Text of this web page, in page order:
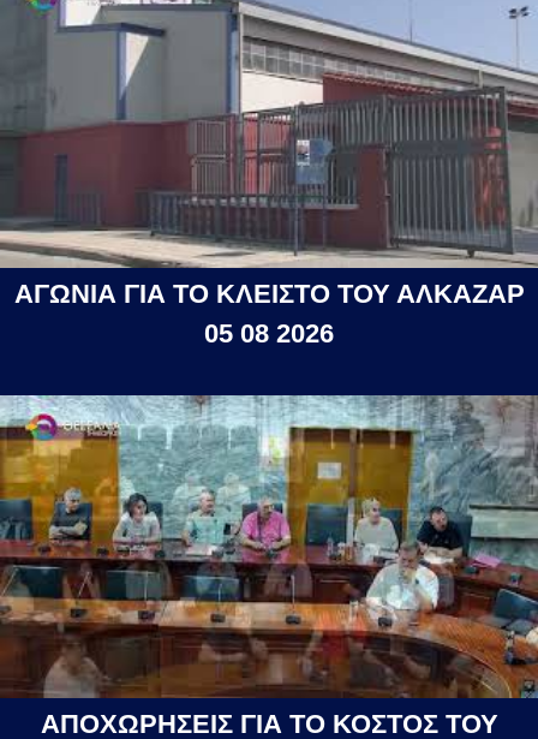
ΑΓΩΝΙΑ ΓΙΑ ΤΟ ΚΛΕΙΣΤΟ ΤΟΥ ΑΛΚΑΖΑΡ
05 08 2026
ΑΠΟΧΩΡΗΣΕΙΣ ΓΙΑ ΤΟ ΚΟΣΤΟΣ ΤΟΥ